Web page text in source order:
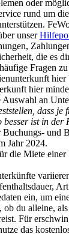
oder
rund um
unser
die es
Fragen zu
hier
hier
Auswahl an
dass je
ist in der
und
Jahr 2024.
die Miete
ein, um
du alleine,
Für
das